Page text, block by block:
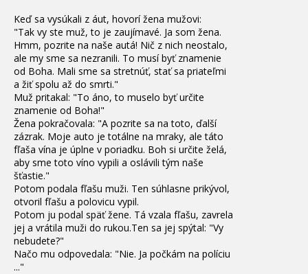
Keď sa vysúkali z áut, hovorí žena mužovi:
"Tak vy ste muž, to je zaujímavé. Ja som žena.
Hmm, pozrite na naše autá! Nič z nich neostalo,
ale my sme sa nezranili. To musí byť znamenie
od Boha. Mali sme sa stretnúť, stať sa priateľmi
a žiť spolu až do smrti."
Muž pritakal: "To áno, to muselo byť určite
znamenie od Boha!"
Žena pokračovala: "A pozrite sa na toto, ďalší
zázrak. Moje auto je totálne na mraky, ale táto
fľaša vína je úplne v poriadku. Boh si určite želá,
aby sme toto víno vypili a oslávili tým naše
šťastie."
Potom podala fľašu muži. Ten súhlasne prikývol,
otvoril fľašu a polovicu vypil.
Potom ju podal späť žene. Tá vzala fľašu, zavrela
jej a vrátila muži do rukou.Ten sa jej spýtal: "Vy
nebudete?"
Načo mu odpovedala: "Nie. Ja počkám na políciu
..."